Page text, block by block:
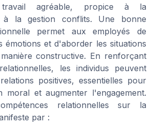
travail agréable, propice à la
à la gestion conflits. Une bonne
permet aux employés de
émotions et d'aborder les situations
constructive. En renforçant
les individus peuvent
positives, essentielles pour
moral et augmenter l'engagement.
relationnelles sur la
par :